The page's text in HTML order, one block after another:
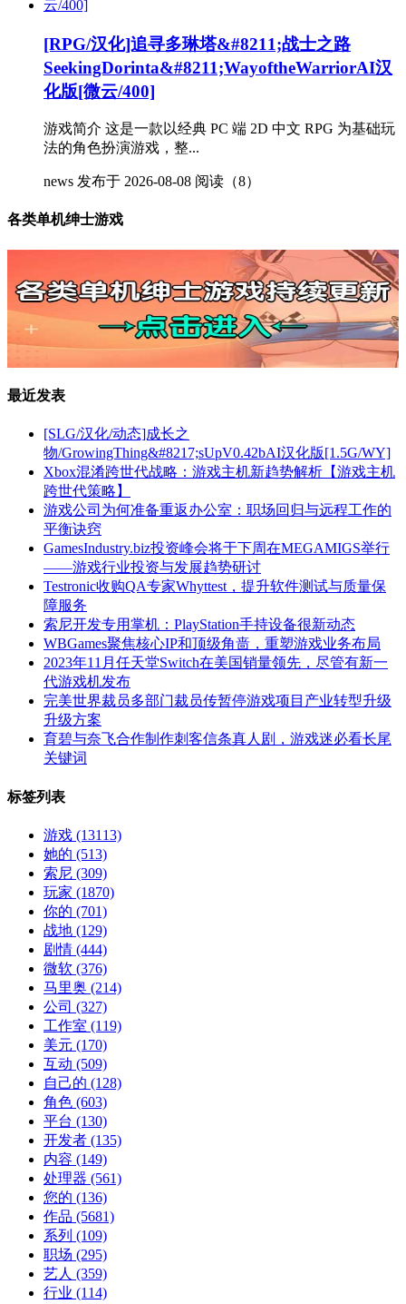
[RPG/汉化]追寻多琳塔&#8211;战士之路
SeekingDorinta&#8211;WayoftheWarriorAI汉
化版[微云/400]
游戏简介 这是一款以经典 PC 端 2D 中文 RPG 为基础玩
法的角色扮演游戏，整...
news 发布于 2026-08-08 阅读（8）
各类单机绅士游戏
最近发表
[SLG/汉化/动态]成长之
物/GrowingThing&#8217;sUpV0.42bAI汉化版[1.5G/WY]
Xbox混淆跨世代战略：游戏主机新趋势解析【游戏主机
跨世代策略】
游戏公司为何准备重返办公室：职场回归与远程工作的
平衡诀窍
GamesIndustry.biz投资峰会将于下周在MEGAMIGS举行
——游戏行业投资与发展趋势研讨
Testronic收购QA专家Whyttest，提升软件测试与质量保
障服务
索尼开发专用掌机：PlayStation手持设备很新动态
WBGames聚焦核心IP和顶级角啬，重塑游戏业务布局
2023年11月任天堂Switch在美国销量领先，尽管有新一
代游戏机发布
完美世界裁员多部门裁员传暂停游戏项目产业转型升级
升级方案
育碧与奈飞合作制作刺客信条真人剧，游戏迷必看长尾
关键词
标签列表
游戏 (13113)
她的 (513)
索尼 (309)
玩家 (1870)
你的 (701)
战地 (129)
剧情 (444)
微软 (376)
马里奥 (214)
公司 (327)
工作室 (119)
美元 (170)
互动 (509)
自己的 (128)
角色 (603)
平台 (130)
开发者 (135)
内容 (149)
处理器 (561)
您的 (136)
作品 (5681)
系列 (109)
职场 (295)
艺人 (359)
行业 (114)